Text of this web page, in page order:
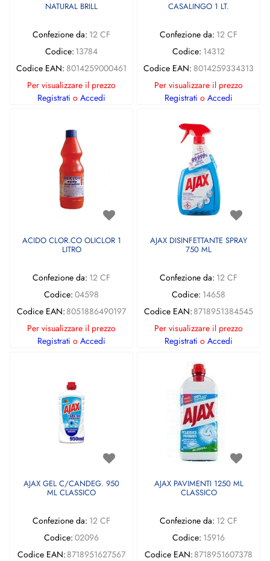
NATURAL BRILL
Confezione da: 12 CF
Codice: 13784
Codice EAN: 8014259000461
Per visualizzare il prezzo
Registrati o Accedi
CASALINGO 1 LT.
Confezione da: 12 CF
Codice: 14312
Codice EAN: 8014259334313
Per visualizzare il prezzo
Registrati o Accedi
ACIDO CLOR.CO OLICLOR 1
LITRO
Confezione da: 12 CF
Codice: 04598
Codice EAN: 8051886490197
Per visualizzare il prezzo
Registrati o Accedi
AJAX DISINFETTANTE SPRAY
750 ML
Confezione da: 12 CF
Codice: 14658
Codice EAN: 8718951384545
Per visualizzare il prezzo
Registrati o Accedi
AJAX GEL C/CANDEG. 950
ML CLASSICO
Confezione da: 12 CF
Codice: 02096
Codice EAN: 8718951627567
AJAX PAVIMENTI 1250 ML
CLASSICO
Confezione da: 12 CF
Codice: 15916
Codice EAN: 8718951607378